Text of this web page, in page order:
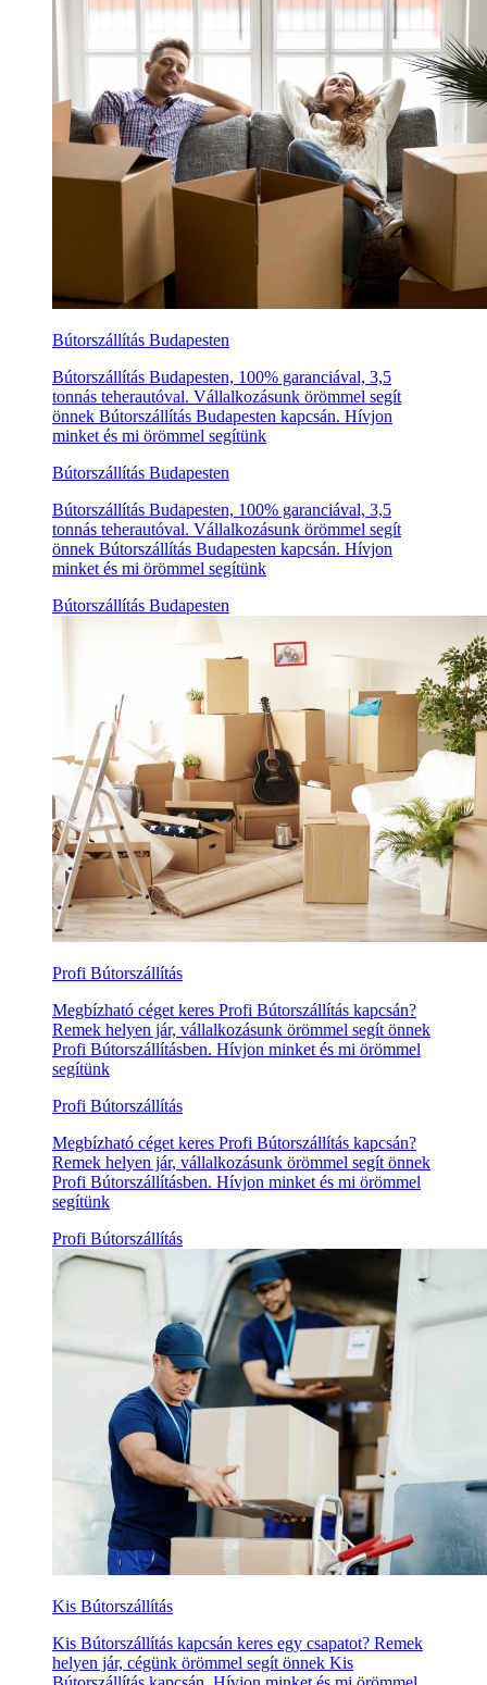
Bútorszállítás Budapesten
Bútorszállítás Budapesten, 100% garanciával, 3,5
tonnás teherautóval. Vállalkozásunk örömmel segít
önnek Bútorszállítás Budapesten kapcsán. Hívjon
minket és mi örömmel segítünk
Bútorszállítás Budapesten
Bútorszállítás Budapesten, 100% garanciával, 3,5
tonnás teherautóval. Vállalkozásunk örömmel segít
önnek Bútorszállítás Budapesten kapcsán. Hívjon
minket és mi örömmel segítünk
Bútorszállítás Budapesten
Profi Bútorszállítás
Megbízható céget keres Profi Bútorszállítás kapcsán?
Remek helyen jár, vállalkozásunk örömmel segít önnek
Profi Bútorszállításben. Hívjon minket és mi örömmel
segítünk
Profi Bútorszállítás
Megbízható céget keres Profi Bútorszállítás kapcsán?
Remek helyen jár, vállalkozásunk örömmel segít önnek
Profi Bútorszállításben. Hívjon minket és mi örömmel
segítünk
Profi Bútorszállítás
Kis Bútorszállítás
Kis Bútorszállítás kapcsán keres egy csapatot? Remek
helyen jár, cégünk örömmel segít önnek Kis